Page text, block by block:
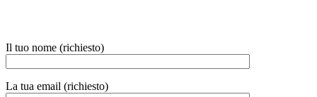
Il tuo nome (richiesto)
La tua email (richiesto)